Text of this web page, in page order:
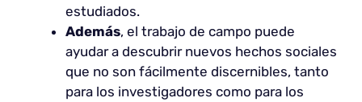
estudiados.
Además, el trabajo de campo puede
ayudar a descubrir nuevos hechos sociales
que no son fácilmente discernibles, tanto
para los investigadores como para los